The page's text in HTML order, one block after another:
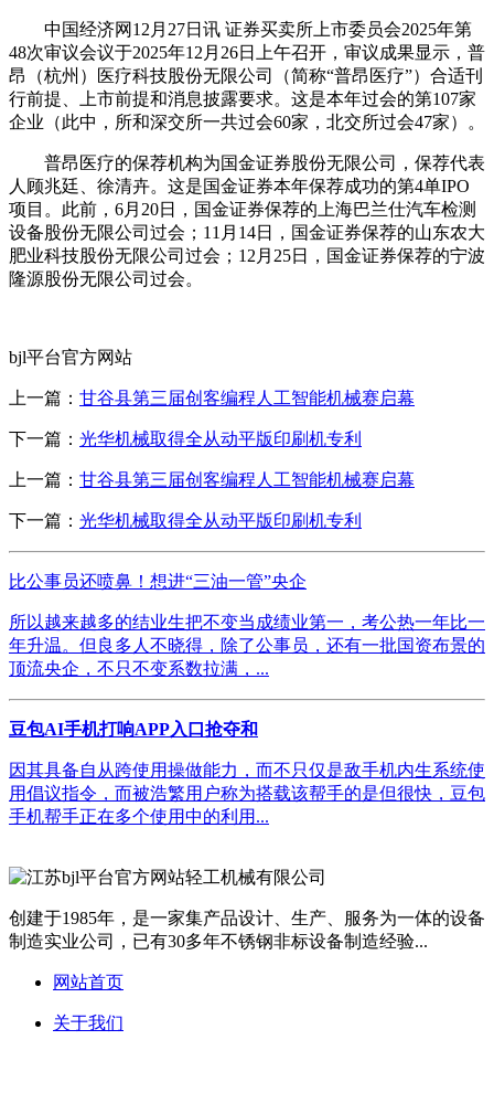
中国经济网12月27日讯 证券买卖所上市委员会2025年第
48次审议会议于2025年12月26日上午召开，审议成果显示，普
昂（杭州）医疗科技股份无限公司（简称“普昂医疗”）合适刊
行前提、上市前提和消息披露要求。这是本年过会的第107家
企业（此中，所和深交所一共过会60家，北交所过会47家）。
普昂医疗的保荐机构为国金证券股份无限公司，保荐代表
人顾兆廷、徐清卉。这是国金证券本年保荐成功的第4单IPO
项目。此前，6月20日，国金证券保荐的上海巴兰仕汽车检测
设备股份无限公司过会；11月14日，国金证券保荐的山东农大
肥业科技股份无限公司过会；12月25日，国金证券保荐的宁波
隆源股份无限公司过会。
bjl平台官方网站
上一篇： 甘谷县第三届创客编程人工智能机械赛启幕
下一篇： 光华机械取得全从动平版印刷机专利
上一篇： 甘谷县第三届创客编程人工智能机械赛启幕
下一篇： 光华机械取得全从动平版印刷机专利
比公事员还喷鼻！想进“三油一管”央企
所以越来越多的结业生把不变当成绩业第一，考公热一年比一
年升温。但良多人不晓得，除了公事员，还有一批国资布景的
顶流央企，不只不变系数拉满，...
豆包AI手机打响APP入口抢夺和
因其具备自从跨使用操做能力，而不只仅是敌手机内生系统使
用倡议指令，而被浩繁用户称为搭载该帮手的是但很快，豆包
手机帮手正在多个使用中的利用...
创建于1985年，是一家集产品设计、生产、服务为一体的设备
制造实业公司，已有30多年不锈钢非标设备制造经验...
网站首页
关于我们